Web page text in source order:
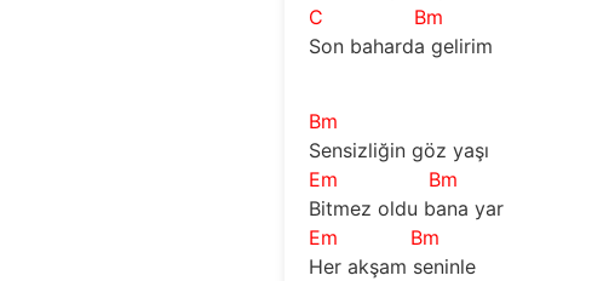
C
Bm
Son baharda gelirim
Bm
Sensizliğin göz yaşı
Em
Bm
Bitmez oldu bana yar
Em
Bm
Her akşam seninle